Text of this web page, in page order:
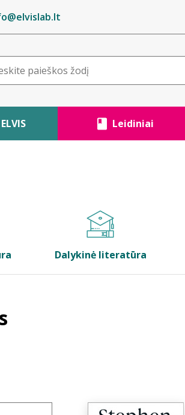
Leidiniai
Dalykinė literatūra